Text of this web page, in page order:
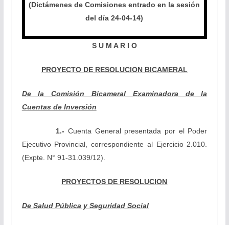
(Dictámenes de Comisiones entrado en la sesión
del día 24-04-14)
S U M A R I O
PROYECTO DE RESOLUCION BICAMERAL
De la Comisión Bicameral Examinadora de la
Cuentas de Inversión
1.- Cuenta General presentada por el Poder
Ejecutivo Provincial, correspondiente al Ejercicio 2.010.
(Expte. N° 91-31.039/12).
PROYECTOS DE RESOLUCION
De Salud Pública y Seguridad Social